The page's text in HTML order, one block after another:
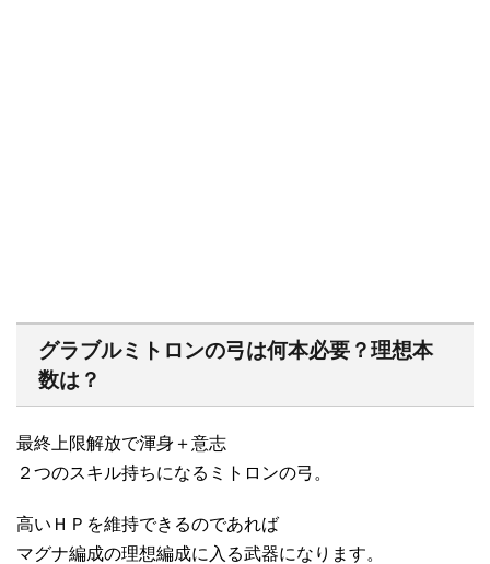
グラブルミトロンの弓は何本必要？理想本
数は？
最終上限解放で渾身＋意志
２つのスキル持ちになるミトロンの弓。
高いＨＰを維持できるのであれば
マグナ編成の理想編成に入る武器になります。